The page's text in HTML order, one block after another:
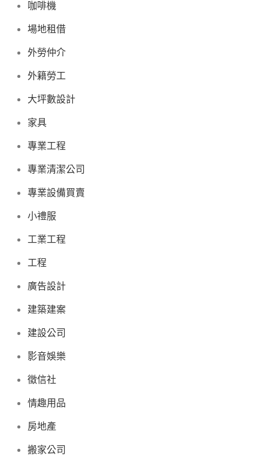
咖啡機
場地租借
外勞仲介
外籍勞工
大坪數設計
家具
專業工程
專業清潔公司
專業設備買賣
小禮服
工業工程
工程
廣告設計
建築建案
建設公司
影音娛樂
徵信社
情趣用品
房地產
搬家公司